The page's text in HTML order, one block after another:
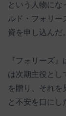
という人物にな
ルド・フォリー
資を申し込んだ。
『フォリーズ
は次期主役とし
を贈り、それを
と不安を口にし